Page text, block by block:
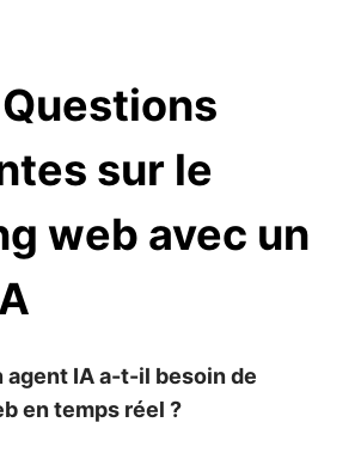
sur le
web avec un
agent IA a-t-il besoin de
en temps réel ?